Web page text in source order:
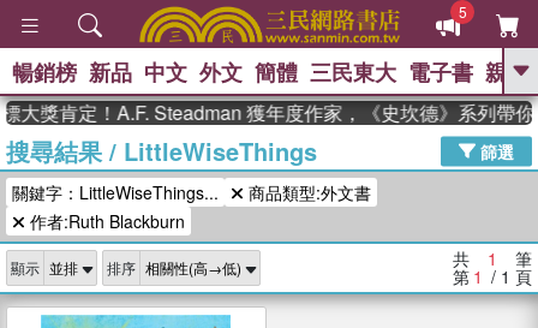
5
GO
熱搜： 東野圭吾 高希均教授回憶錄
、 The Odyssey 、 父親節 、 如果歷
史是一群喵 、 暑期推薦
登輝時代 、 數學女孩：黎曼猜想 、
偉大的迷走神經
暢銷榜 新品 中文 外文 簡體 三民東大 電子書 親子
大獎肯定！A.F. Steadman 獲年度作家，《史坎德》系列帶你
搜尋結果/ LittleWiseThings
篩選
關鍵字：LittleWiseThings...
商品類型:外文書
作者:Ruth Blackburn
顯示 排序 共 1 筆
第 1 / 1 頁